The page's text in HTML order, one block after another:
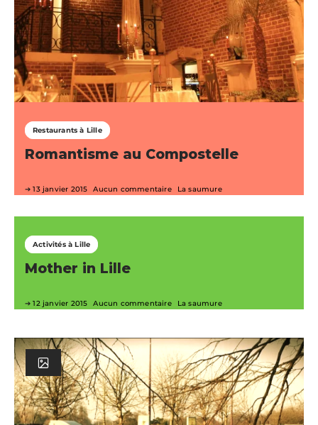
Restaurants à Lille
Romantisme au Compostelle
13 janvier 2015 Aucun commentaire La saumure
Activités à Lille
Mother in Lille
12 janvier 2015 Aucun commentaire La saumure